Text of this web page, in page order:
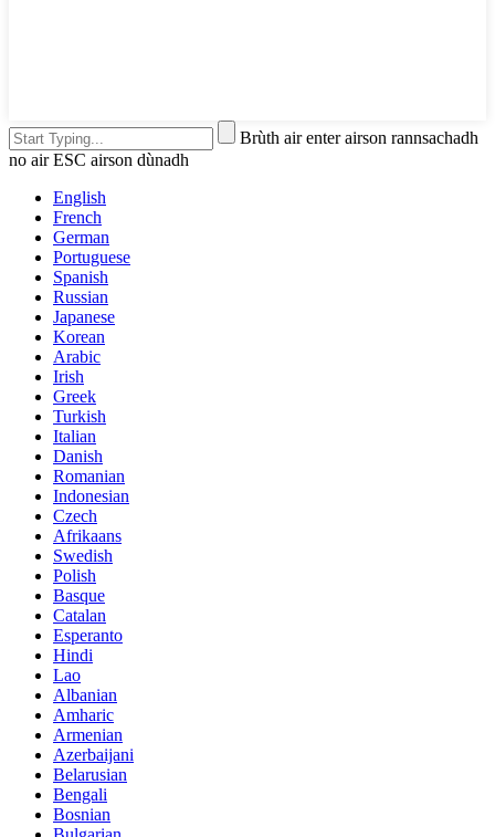
Brùth air enter airson rannsachadh
no air ESC airson dùnadh
English
French
German
Portuguese
Spanish
Russian
Japanese
Korean
Arabic
Irish
Greek
Turkish
Italian
Danish
Romanian
Indonesian
Czech
Afrikaans
Swedish
Polish
Basque
Catalan
Esperanto
Hindi
Lao
Albanian
Amharic
Armenian
Azerbaijani
Belarusian
Bengali
Bosnian